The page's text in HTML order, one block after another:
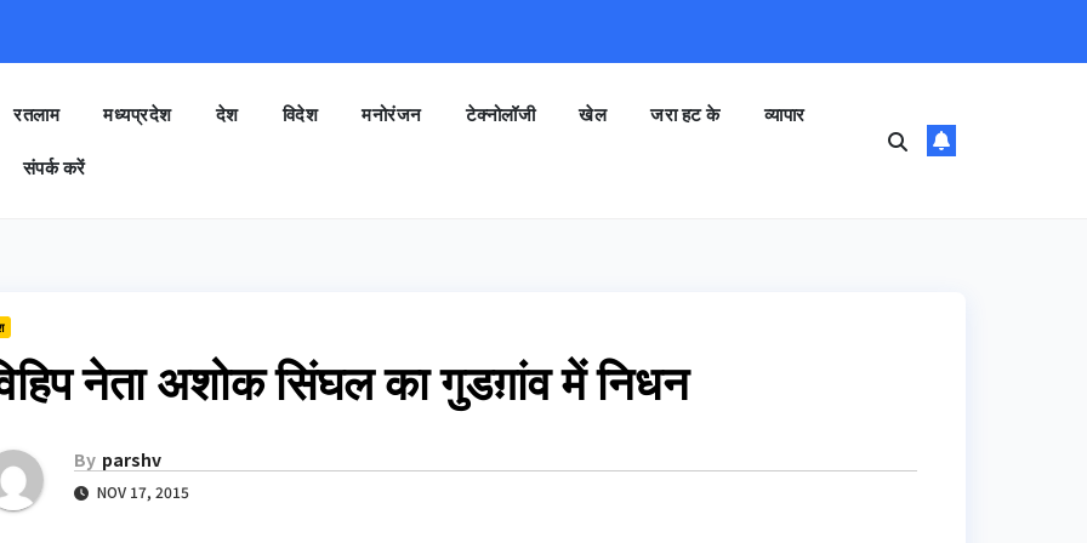
रतलाम मध्यप्रदेश देश विदेश मनोरंजन टेक्नोलॉजी खेल जरा हट के व्यापार
संपर्क करें
नेता अशोक सिंघल का गुडग़ांव में निधन
By parshv
NOV 17, 2015